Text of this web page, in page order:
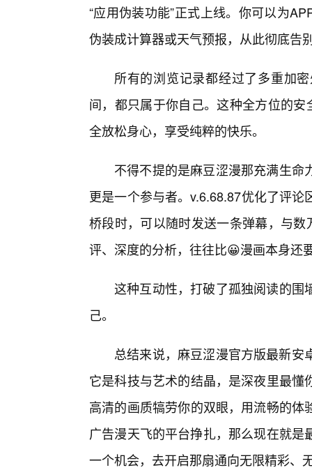
“应用伪装功能”正式上线。你可以为
伪装成计算器或天气预报，从此彻底告
所有的浏览记录都经过了多重加
间，都只属于你自己。这种全方位的
全放松身心，享受纯粹的快乐。
不得不提的是麻豆涩漫那充满生
更是一个参与者。v.6.68.87优化了评
桥段时，可以随时发送一条弹幕，与
评、深度的分析，往往比😀漫画本身还
这种互动性，打破了孤独阅读的围
己。
总结来说，麻豆涩漫官方版最新安
它是科技与艺术的结晶，是深夜里最
高清的画质犒劳你的双眼，用流畅的
广告漫天飞的平台挣扎，那么现在就
一个机会，去开启那扇通向无限精彩、